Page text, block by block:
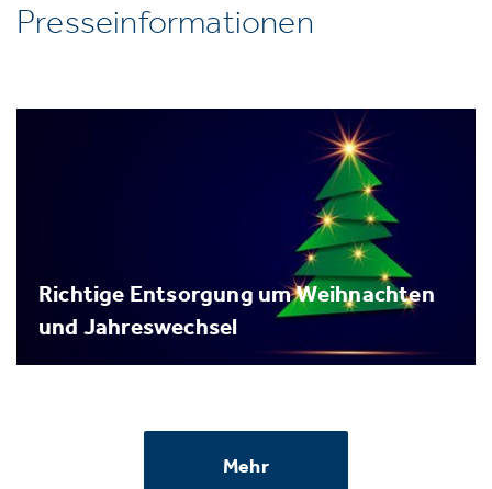
Presseinformationen
Richtige Entsorgung um Weihnachten
und Jahreswechsel
Mehr